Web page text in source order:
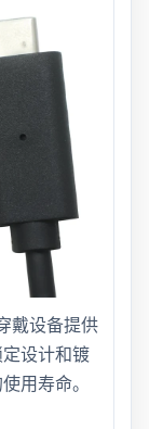
戴设备提供
设计和镀
用寿命。